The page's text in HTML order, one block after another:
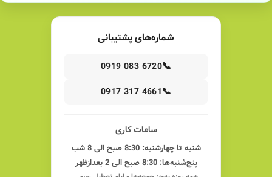
شماره‌های پشتیبانی
📞
0919 083 6720
📞
0917 317 4661
ساعات کاری
شنبه تا چهارشنبه: 8:30 صبح الی 8 شب
پنج‌شنبه‌ها: 8:30 صبح الی 2 بعدازظهر